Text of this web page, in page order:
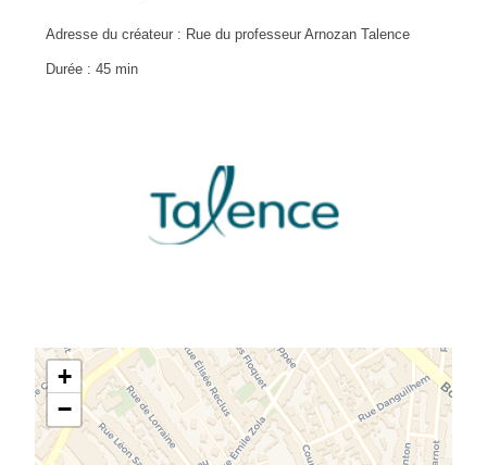
Adresse du créateur : Rue du professeur Arnozan Talence
Durée : 45 min
+
−